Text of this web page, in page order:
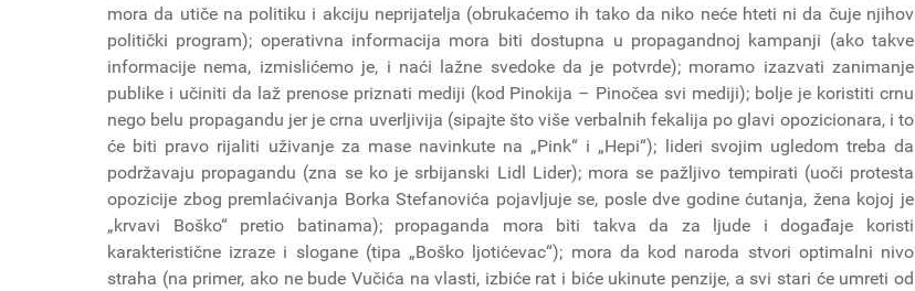
mora da utiče na politiku i akciju neprijatelja (obrukaćemo ih tako da niko neće hteti ni da čuje njihov
politički program); operativna informacija mora biti dostupna u propagandnoj kampanji (ako takve
informacije nema, izmislićemo je, i naći lažne svedoke da je potvrde); moramo izazvati zanimanje
publike i učiniti da laž prenose priznati mediji (kod Pinokija – Pinočea svi mediji); bolje je koristiti crnu
nego belu propagandu jer je crna uverljivija (sipajte što više verbalnih fekalija po glavi opozicionara, i to
će biti pravo rijaliti uživanje za mase navinkute na „Pink“ i „Hepi“); lideri svojim ugledom treba da
podržavaju propagandu (zna se ko je srbijanski Lidl Lider); mora se pažljivo tempirati (uoči protesta
opozicije zbog premlaćivanja Borka Stefanovića pojavljuje se, posle dve godine ćutanja, žena kojoj je
„krvavi Boško“ pretio batinama); propaganda mora biti takva da za ljude i događaje koristi
karakteristične izraze i slogane (tipa „Boško ljotićevac“); mora da kod naroda stvori optimalni nivo
straha (na primer, ako ne bude Vučića na vlasti, izbiće rat i biće ukinute penzije, a svi stari će umreti od